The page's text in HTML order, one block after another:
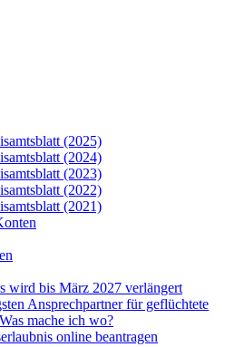
(2025)
(2024)
(2023)
(2022)
(2021)
wird bis März 2027 verlängert
Ansprechpartner für geflüchtete
mache ich wo?
online beantragen